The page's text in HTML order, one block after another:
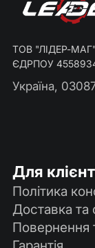
ТОВ "ЛІДЕР-МАГ"
ЄДРПОУ
Україна,
Для
Політика
Доставка та
Повернення